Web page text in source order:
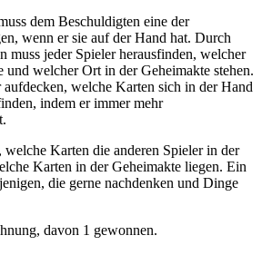
dem Beschuldigten eine der
wenn er sie auf der Hand hat. Durch
muss jeder Spieler herausfinden, welcher
und welcher Ort in der Geheimakte stehen.
aufdecken, welche Karten sich in der Hand
indem er immer mehr
Karten die anderen Spieler in der
Karten in der Geheimakte liegen. Ein
die gerne nachdenken und Dinge
davon 1 gewonnen.